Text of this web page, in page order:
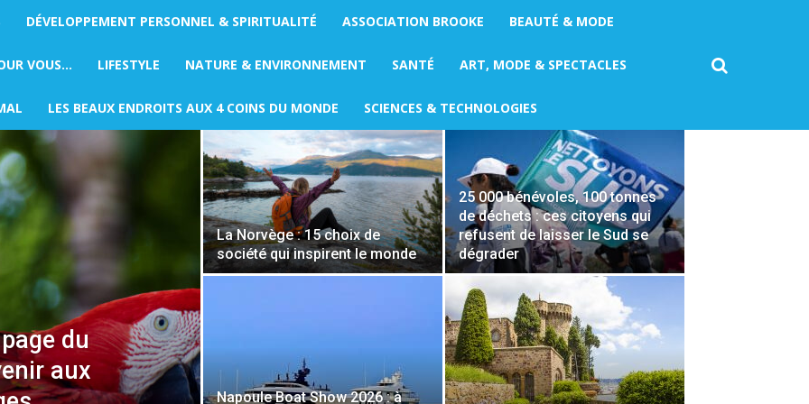
DÉVELOPPEMENT PERSONNEL & SPIRITUALITÉ ASSOCIATION BROOKE BEAUTÉ & MODE
VOUS… LIFESTYLE NATURE & ENVIRONNEMENT SANTÉ ART, MODE & SPECTACLES
LES BEAUX ENDROITS AUX 4 COINS DU MONDE SCIENCES & TECHNOLOGIES
Page 11
4 COINS DU MONDE DERNIER
du
aux
La Norvège : 15 choix de
société qui inspirent le monde
25 000 bénévoles, 100 tonnes
de déchets : ces citoyens qui
refusent de laisser le Sud se
dégrader
Napoule Boat Show 2026 : à